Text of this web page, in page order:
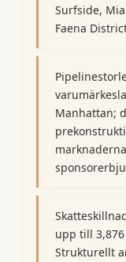
Surfside,
Faena
Manhattan;
upp till 3,876
Strukturellt